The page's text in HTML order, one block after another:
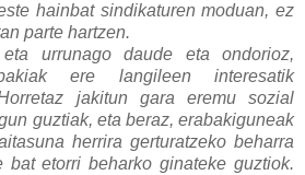
hainbat sindikaturen moduan, ez
parte hartzen.
urrunago daude eta ondorioz,
ere langileen interesatik
jakitun gara eremu sozial
guztiak, eta beraz, erabakiguneak
herrira gerturatzeko beharra
bat etorri beharko ginateke guztiok.